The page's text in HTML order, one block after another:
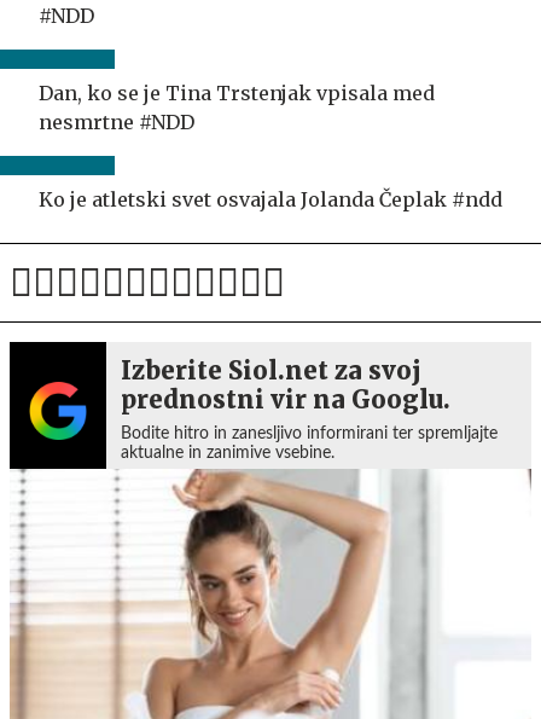
#NDD
Dan, ko se je Tina Trstenjak vpisala med
nesmrtne #NDD
Ko je atletski svet osvajala Jolanda Čeplak #ndd
Izberite Siol.net za svoj
prednostni vir na Googlu.
Bodite hitro in zanesljivo informirani ter spremljajte
aktualne in zanimive vsebine.